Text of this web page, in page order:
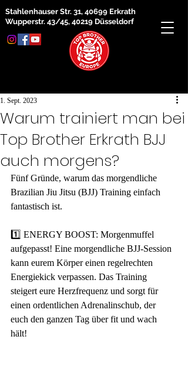
Stahlenhauser Str. 31, 40699 Erkrath
Wupperstr. 43/45, 40219 Düsseldorf
Warum trainiert man bei
Top Brother Erkrath BJJ
auch morgens?
1. Sept. 2023
Fünf Gründe, warum das morgendliche
Brazilian Jiu Jitsu (BJJ) Training einfach
fantastisch ist.
1️⃣ ENERGY BOOST: Morgenmuffel
aufgepasst! Eine morgendliche BJJ-Session
kann eurem Körper einen regelrechten
Energiekick verpassen. Das Training
steigert eure Herzfrequenz und sorgt für
einen ordentlichen Adrenalinschub, der
euch den ganzen Tag über fit und wach
hält!